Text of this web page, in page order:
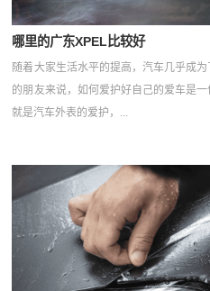
哪里的广东XPEL比较好
随着大家生活水平的提高，汽车几乎成
的朋友来说，如何爱护好自己的爱车是
就是汽车外表的爱护，...